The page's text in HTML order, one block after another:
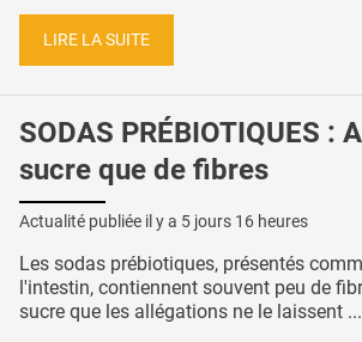
LIRE LA SUITE
SODAS PRÉBIOTIQUES :
sucre que de fibres
Actualité publiée il y a 5 jours 16 heures
Les sodas prébiotiques, présentés
l'intestin, contiennent souvent peu de
sucre que les allégations ne le laissent ...